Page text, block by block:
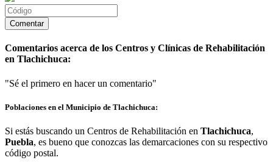
Comentarios acerca de los Centros y Clínicas de Rehabilitación
en Tlachichuca:
"Sé el primero en hacer un comentario"
Poblaciones en el Municipio de Tlachichuca:
Si estás buscando un Centros de Rehabilitación en Tlachichuca,
Puebla, es bueno que conozcas las demarcaciones con su respectivo
código postal.